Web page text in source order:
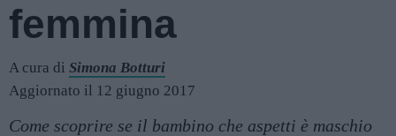
femmina
A cura di Simona Botturi
Aggiornato il 12 giugno 2017
Come scoprire se il bambino che aspetti è maschio